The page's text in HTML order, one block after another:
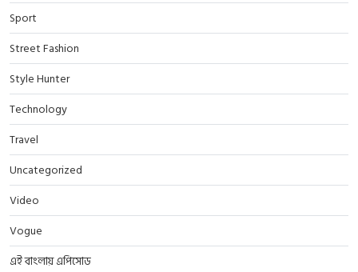
Sport
Street Fashion
Style Hunter
Technology
Travel
Uncategorized
Video
Vogue
এই বাংলায় এপিসোড